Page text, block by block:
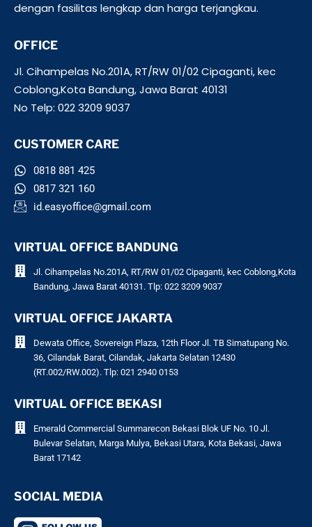
dengan fasilitas lengkap dan harga terjangkau.
OFFICE
Jl. Cihampelas No.201A, RT/RW 01/02 Cipaganti, kec
Coblong,Kota Bandung, Jawa Barat 40131
No Telp: 022 3209 9037
CUSTOMER CARE
0818 881 425
0817 321 160
id.easyoffice@gmail.com
VIRTUAL OFFICE BANDUNG
Jl. Cihampelas No.201A, RT/RW 01/02 Cipaganti, kec Coblong,Kota
Bandung, Jawa Barat 40131. Tlp: 022 3209 9037
VIRTUAL OFFICE JAKARTA
Dewata Office, Sovereign Plaza, 12th Floor Jl. TB Simatupang No.
36, Cilandak Barat, Cilandak, Jakarta Selatan 12430
(RT.002/RW.002). Tlp: 021 2940 0153
VIRTUAL OFFICE BEKASI
Emerald Commercial Summarecon Bekasi Blok UF No. 10 Jl.
Bulevar Selatan, Marga Mulya, Bekasi Utara, Kota Bekasi, Jawa
Barat 17142
SOCIAL MEDIA